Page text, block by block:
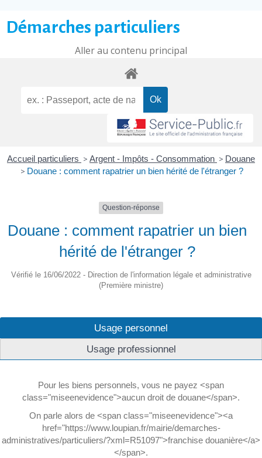
Démarches particuliers
Aller au contenu principal
Accueil particuliers > Argent - Impôts - Consommation > Douane
> Douane : comment rapatrier un bien hérité de l'étranger ?
Question-réponse
Douane : comment rapatrier un bien
hérité de l'étranger ?
Vérifié le 16/06/2022 - Direction de l'information légale et administrative
(Première ministre)
Usage personnel
Usage professionnel
Pour les biens personnels, vous ne payez <span
class="miseenevidence">aucun droit de douane</span>.
On parle alors de <span class="miseenevidence"><a
href="https://www.loupian.fr/mairie/demarches-
administratives/particuliers/?xml=R51097">franchise douanière</a>
</span>.